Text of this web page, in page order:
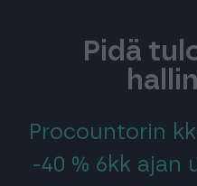
Pidä
Procountorin
-40 % 6kk ajan